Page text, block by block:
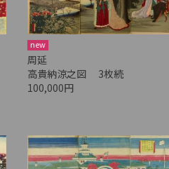
new
周延
高貴納涼之図 3枚続
100,000円